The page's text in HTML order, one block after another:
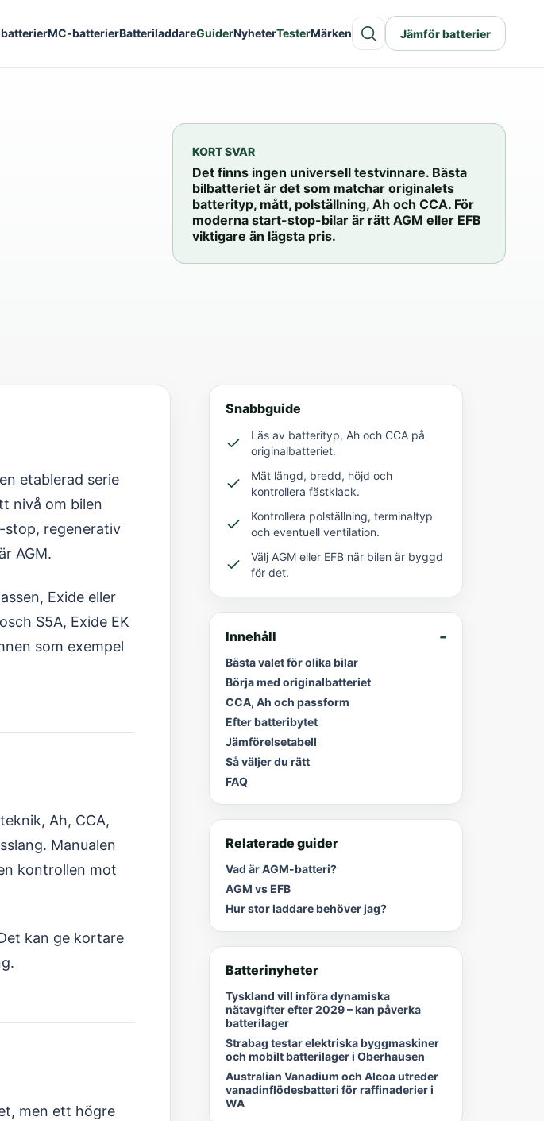
batterierMC-batterierBatteriladdareGuiderNyheterTesterMärken Jämför batterier
KORT SVAR
Det finns ingen universell testvinnare. Bästa
bilbatteriet är det som matchar originalets
batterityp, mått, polställning, Ah och CCA. För
moderna start-stop-bilar är rätt AGM eller EFB
viktigare än lägsta pris.
etablerad serie
nivå om bilen
stop, regenerativ
AGM.
Exide eller
S5A, Exide EK
som exempel
Ah, CCA,
Manualen
kontrollen mot
kan ge kortare
men ett högre
Snabbguide
Läs av batterityp, Ah och CCA på
originalbatteriet.
Mät längd, bredd, höjd och
kontrollera fästklack.
Kontrollera polställning, terminaltyp
och eventuell ventilation.
Välj AGM eller EFB när bilen är byggd
för det.
Innehåll
Bästa valet för olika bilar
Börja med originalbatteriet
CCA, Ah och passform
Efter batteribytet
Jämförelsetabell
Så väljer du rätt
FAQ
Relaterade guider
Vad är AGM-batteri?
AGM vs EFB
Hur stor laddare behöver jag?
Batterinyheter
Tyskland vill införa dynamiska
nätavgifter efter 2029 – kan påverka
batterilager
Strabag testar elektriska byggmaskiner
och mobilt batterilager i Oberhausen
Australian Vanadium och Alcoa utreder
vanadinflödesbatteri för raffinaderier i
WA